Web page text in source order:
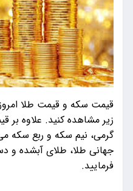
زیر مشاهده کنید. علاوه بر
گرمی، نیم سکه و ربع سکه
جهانی طلا، طلای آبشده و
فرمایید.